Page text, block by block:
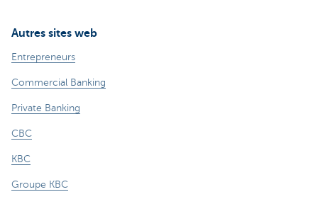
Autres sites web
Entrepreneurs
Commercial Banking
Private Banking
CBC
KBC
Groupe KBC